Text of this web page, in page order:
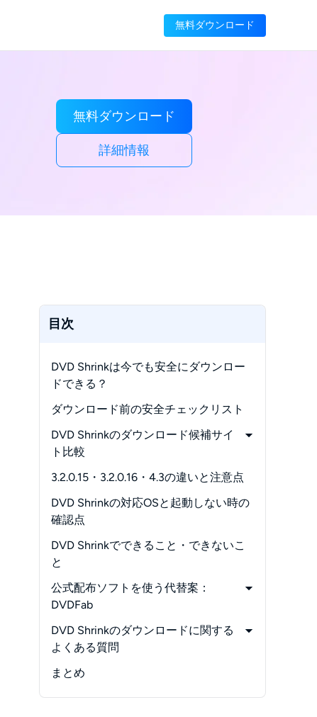
無料ダウンロード
無料ダウンロード
詳細情報
目次
DVD Shrinkは今でも安全にダウンロー
ドできる？
ダウンロード前の安全チェックリスト
DVD Shrinkのダウンロード候補サイ
ト比較
- おすすめの選び方
3.2.0.15・3.2.0.16・4.3の違いと注意点
DVD Shrinkの対応OSと起動しない時の
確認点
DVD Shrinkでできること・できないこ
と
公式配布ソフトを使う代替案：
DVDFab
- DVDFab HD Decrypterの基本操作
-
DVD ShrinkとDVDFab HD Decrypter
-
DVDFabでDVDを圧縮する方法
DVD Shrinkのダウンロードに関する
よくある質問
-
Q1. DVD Shrinkの公式サイトはありま
まとめ